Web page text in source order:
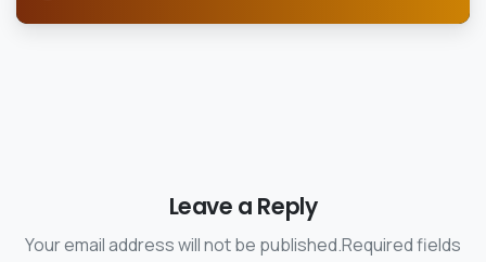
Leave a Reply
Your email address will not be published.Required fields